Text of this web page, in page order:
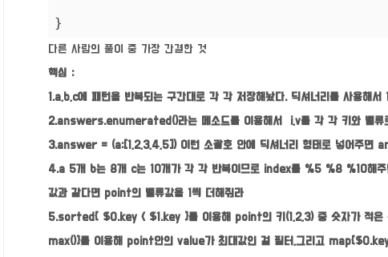
}
다른 사람의 풀이 중 가장 간결한 것
핵심 :
1.a,b,c에 패턴을 반복되는 구간대로 각 각 저장해놨다. 딕셔너리를 사용해서
2.answers.enumerated()라는 메소드를 이용해서 i,v를 각 각 키와 밸
3.answer = (a:[1,2,3,4,5]) 이런 소괄호 안에 딕셔너리 형태로 넣어주면
4.a 5개 b는 8개 c는 10개가 각 각 반복이므로 index를 %5 %8 %10해
값과 같다면 point의 밸류값을 1씩 더해줘라
5.sorted{ $0.key < $1.key }를 이용해 point의 키(1,2,3) 중 숫자가 적
max()}를 이용해 point안의 value가 최대값인 걸 필터,그리고